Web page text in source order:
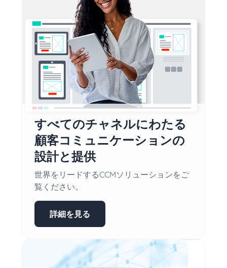
すべてのチャネルにわたる
顧客コミュニケーションの
設計と提供
世界をリードするCCMソリューションをご
覧ください。
詳細を見る